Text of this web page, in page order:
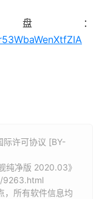
：
际许可协议 [BY-
纯净版 2020.03》
9263.html
，所有软件信息均